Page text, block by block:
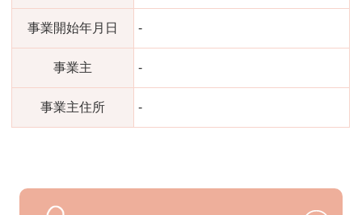
事業開始年月日 -
事業主 -
事業主住所 -